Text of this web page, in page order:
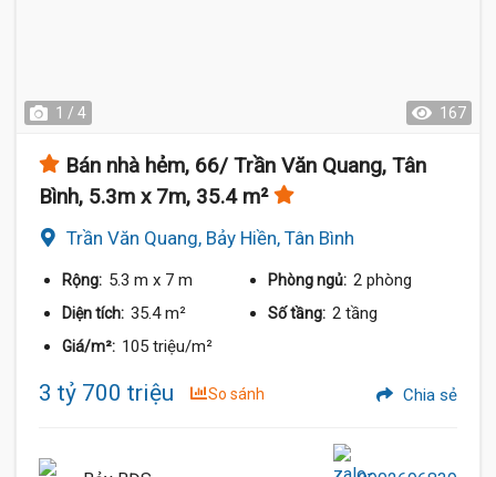
1 / 4 167
Bán nhà hẻm, 66/ Trần Văn Quang, Tân
Bình, 5.3m x 7m, 35.4 m²
Trần Văn Quang, Bảy Hiền, Tân Bình
Rộng: 5.3 m x 7 m Phòng ngủ: 2 phòng
Diện tích: 35.4 m² Số tầng: 2 tầng
Giá/m²: 105 triệu/m²
3 tỷ 700 triệu So sánh Chia sẻ